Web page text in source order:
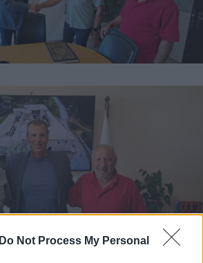
Do Not Process My Personal